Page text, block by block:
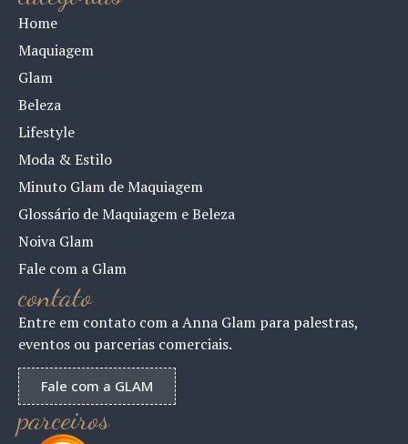
Home
Maquiagem
Glam
Beleza
Lifestyle
Moda & Estilo
Minuto Glam de Maquiagem
Glossário de Maquiagem e Beleza
Noiva Glam
Fale com a Glam
contato
Entre em contato com a Anna Glam para palestras,
eventos ou parcerias comerciais.
Fale com a GLAM
parceiros